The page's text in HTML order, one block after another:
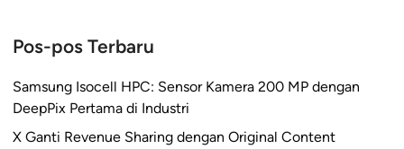
Pos-pos Terbaru
Samsung Isocell HPC: Sensor Kamera 200 MP dengan
DeepPix Pertama di Industri
X Ganti Revenue Sharing dengan Original Content